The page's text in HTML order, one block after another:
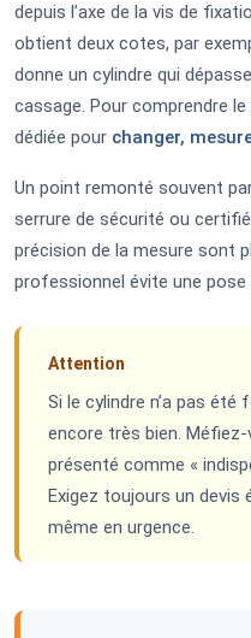
depuis l’axe de la vis de
obtient deux cotes, par
donne un cylindre qui
cassage. Pour comprendre
dédiée pour changer,
Un point remonté souvent
serrure de sécurité ou
précision de la mesure sont
professionnel évite une pose
Attention
Si le cylindre n’a pas
encore très bien.
présenté comme «
Exigez toujours un devis
même en urgence.